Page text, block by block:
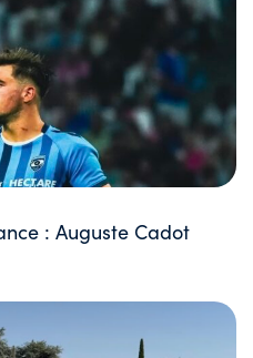
: Auguste Cadot